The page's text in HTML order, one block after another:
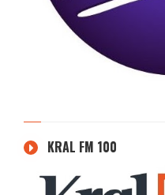
KRAL FM 100